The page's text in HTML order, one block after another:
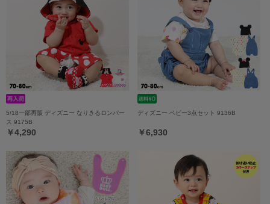
5/18一部再販 ディズニー なりきるロンパー
ス 9175B
￥4,290
ディズニー ベビー3点セット 9136B
￥6,930